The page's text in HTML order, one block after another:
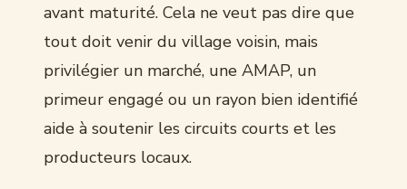
avant maturité. Cela ne veut pas dire que
tout doit venir du village voisin, mais
privilégier un marché, une AMAP, un
primeur engagé ou un rayon bien identifié
aide à soutenir les circuits courts et les
producteurs locaux.